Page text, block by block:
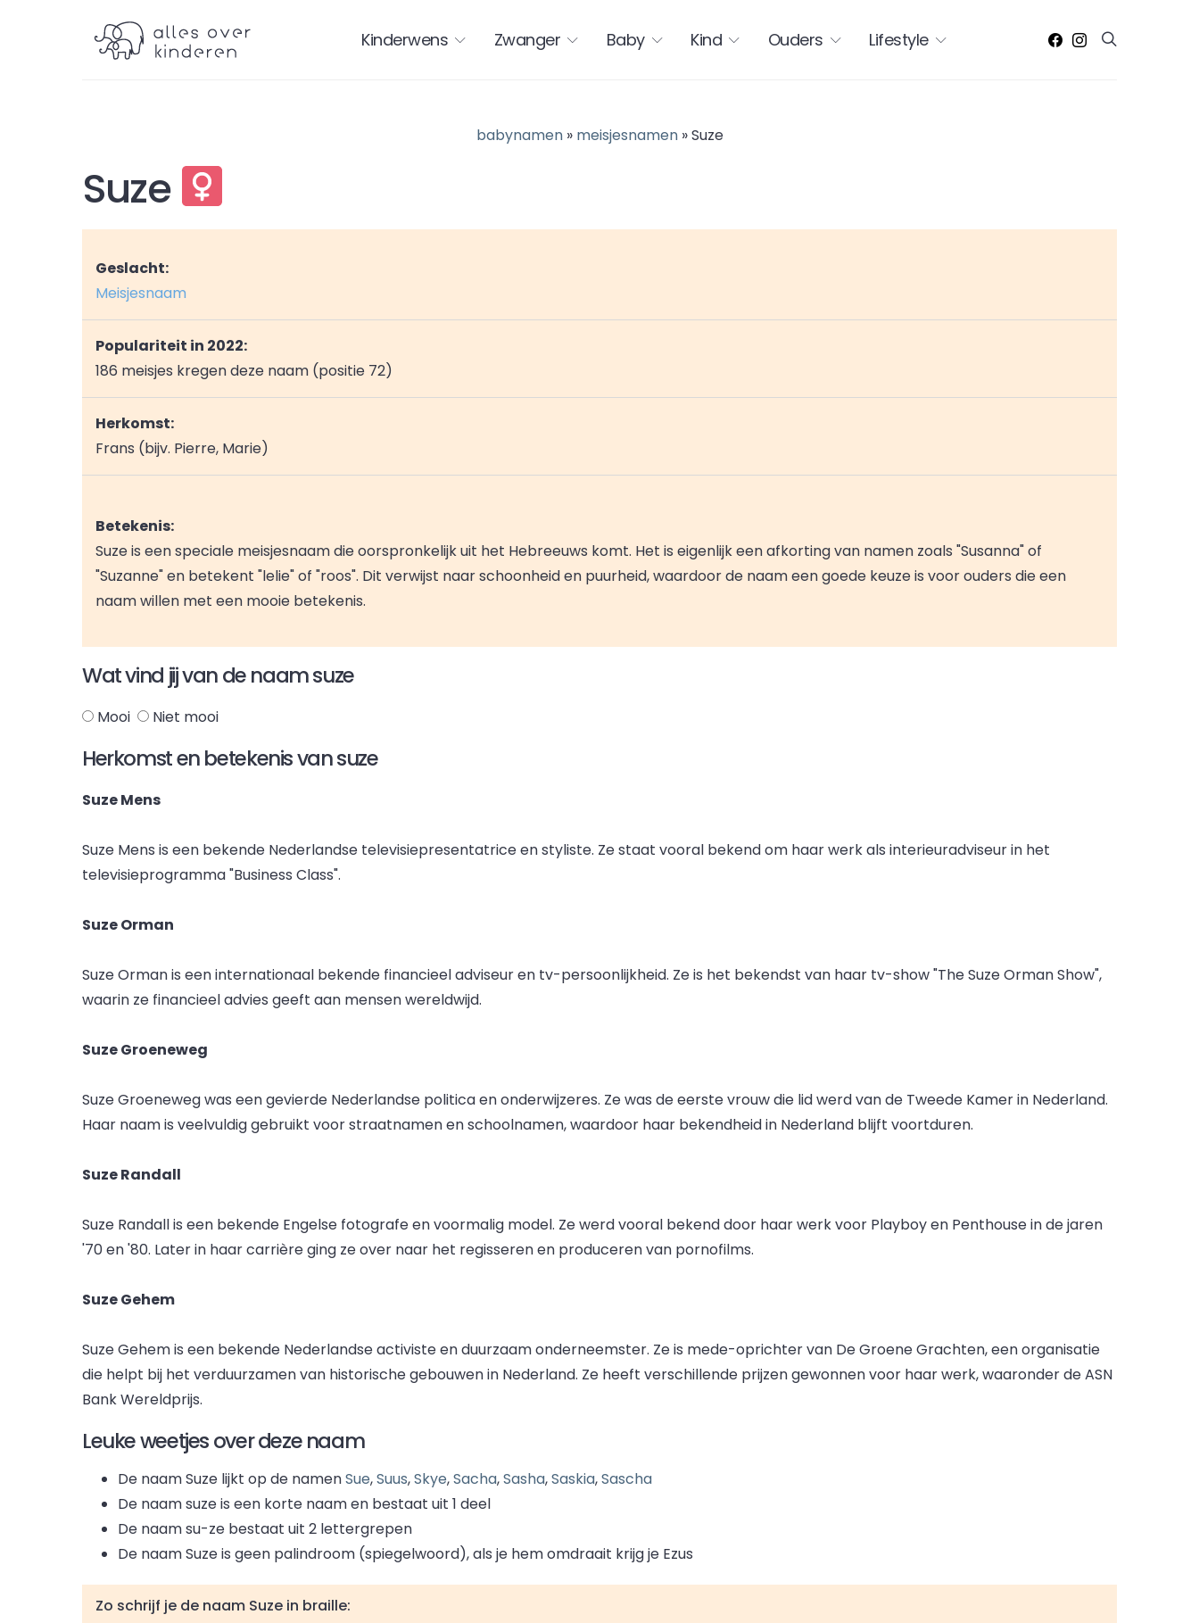
Kinderwens Zwanger Baby Kind Ouders Lifestyle
babynamen» meisjesnamen» Suze
Suze
Geslacht:
Meisjesnaam
Populariteit in 2022:
186 meisjes kregen deze naam (positie 72)
Herkomst:
Frans (bijv. Pierre, Marie)
Betekenis:
Suze is een speciale meisjesnaam die oorspronkelijk uit het Hebreeuws komt. Het is eigenlijk een afkorting van namen zoals "Susanna" of
"Suzanne" en betekent "lelie" of "roos". Dit verwijst naar schoonheid en puurheid, waardoor de naam een goede keuze is voor ouders die een
naam willen met een mooie betekenis.
Wat vind jij van de naam suze
Mooi Niet mooi
Herkomst en betekenis van suze
Suze Mens
Suze Mens is een bekende Nederlandse televisiepresentatrice en styliste. Ze staat vooral bekend om haar werk als interieuradviseur in het
televisieprogramma "Business Class".
Suze Orman
Suze Orman is een internationaal bekende financieel adviseur en tv-persoonlijkheid. Ze is het bekendst van haar tv-show "The Suze Orman Show",
waarin ze financieel advies geeft aan mensen wereldwijd.
Suze Groeneweg
Suze Groeneweg was een gevierde Nederlandse politica en onderwijzeres. Ze was de eerste vrouw die lid werd van de Tweede Kamer in Nederland.
Haar naam is veelvuldig gebruikt voor straatnamen en schoolnamen, waardoor haar bekendheid in Nederland blijft voortduren.
Suze Randall
Suze Randall is een bekende Engelse fotografe en voormalig model. Ze werd vooral bekend door haar werk voor Playboy en Penthouse in de jaren
'70 en '80. Later in haar carrière ging ze over naar het regisseren en produceren van pornofilms.
Suze Gehem
Suze Gehem is een bekende Nederlandse activiste en duurzaam onderneemster. Ze is mede-oprichter van De Groene Grachten, een organisatie
die helpt bij het verduurzamen van historische gebouwen in Nederland. Ze heeft verschillende prijzen gewonnen voor haar werk, waaronder de ASN
Bank Wereldprijs.
Leuke weetjes over deze naam
De naam Suze lijkt op de namenSue,Suus,Skye,Sacha,Sasha,Saskia,Sascha
De naam suze is een korte naam en bestaat uit 1 deel
De naam su-ze bestaat uit 2 lettergrepen
De naam Suze is geen palindroom (spiegelwoord), als je hem omdraait krijg je Ezus
Zo schrijf je de naam Suze in braille: